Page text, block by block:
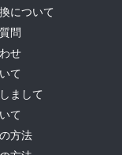
について
問
せ
て
まして
て
方法